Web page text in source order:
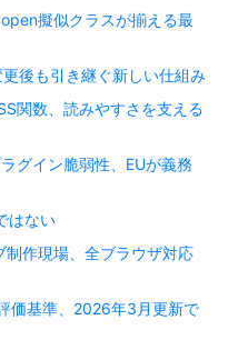
擬似クラスが揃える最
後も引き継ぐ新しい仕組み
関数、読みやすさを支える
グイン脆弱性、EUが義務
はない
作現場、全ブラウザ対応
価基準、2026年3月更新で